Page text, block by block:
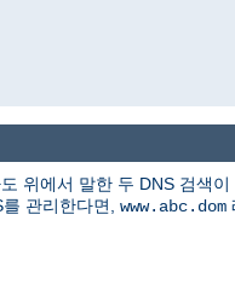
위에서 말한 두 DNS 검색
관리한다면, www.abc.dom